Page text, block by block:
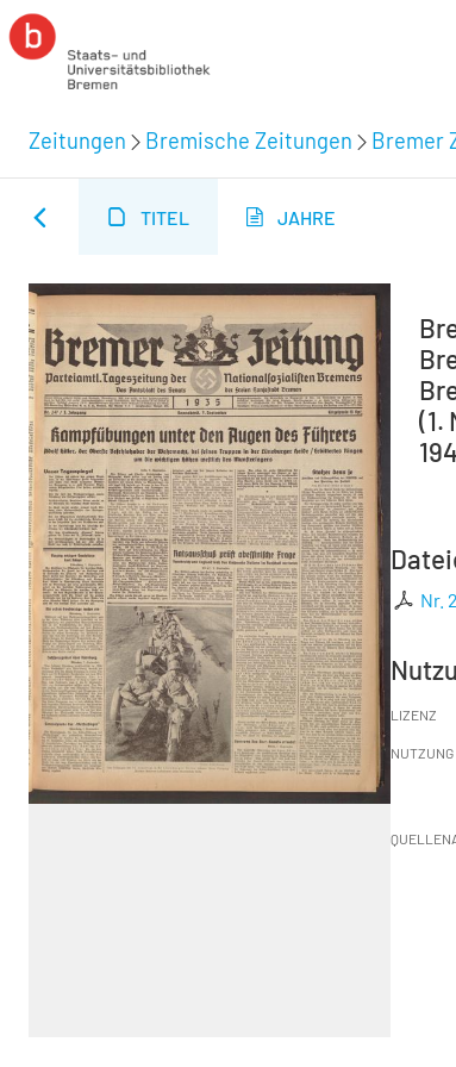
Zeitungen Bremische Zeitungen Bremer
TITEL JAHRE
(1.
Nr.
LIZENZ
NUTZUNG